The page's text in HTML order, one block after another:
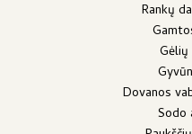
Rankų
Dovanos
Sodo